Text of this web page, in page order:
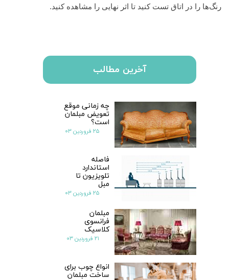
رنگ‌ها را در اتاق تست کنید تا اثر نهایی را مشاهده کنید.
آخرین مطالب
چه زمانی موقع
تعویض مبلمان
است؟
۲۵ فروردین ۰۳
فاصله
استاندارد
تلویزیون تا
مبل
۲۵ فروردین ۰۳
مبلمان
فرانسوی
کلاسیک
۲۱ فروردین ۰۳
انواع چوب برای
ساخت مبلمان